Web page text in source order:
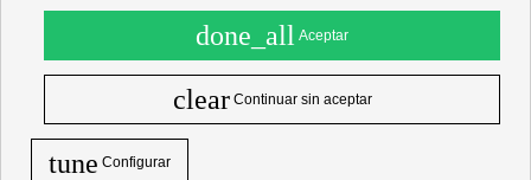
Fijación fuerte y duraderadurante todo el día.
gracias a su efecto almohadilla entre encía y
Sabor neutro, que no altera el gusto de los alimentos.
Barrera protectoraque impide el paso de partículas de
comida bajo la dentadura.
Seguridad y confianza
preocupación.
done_all Aceptar
clear Continuar sin aceptar
tune Configurar